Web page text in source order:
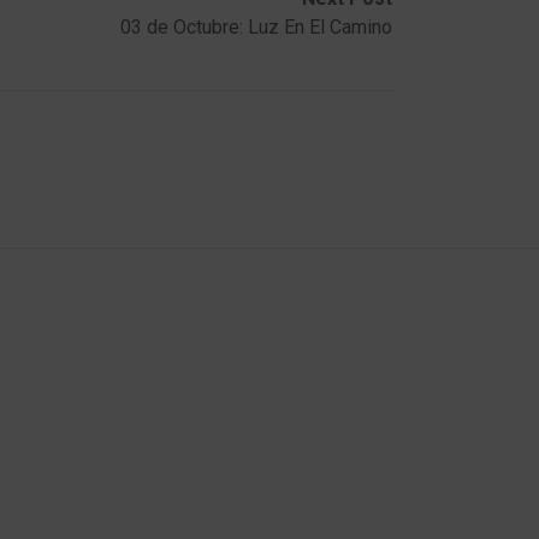
03 de Octubre: Luz En El Camino